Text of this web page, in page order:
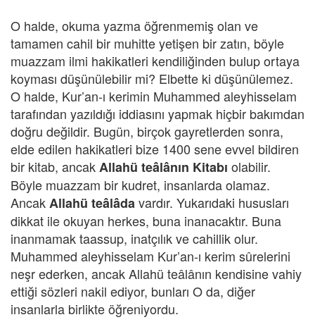
O halde, okuma yazma öğrenmemiş olan ve
tamamen cahil bir muhitte yetişen bir zatın, böyle
muazzam ilmi hakikatleri kendiliğinden bulup ortaya
koyması düşünülebilir mi? Elbette ki düşünülemez.
O halde, Kur’an-ı kerimin Muhammed aleyhisselam
tarafından yazıldığı iddiasını yapmak hiçbir bakımdan
doğru değildir. Bugün, birçok gayretlerden sonra,
elde edilen hakikatleri bize 1400 sene evvel bildiren
bir kitab, ancakAllahü teâlânın Kitabı olabilir.
Böyle muazzam bir kudret, insanlarda olamaz.
AncakAllahü teâlâdavardır. Yukarıdaki hususları
dikkat ile okuyan herkes, buna inanacaktır. Buna
inanmamak taassup, inatçılık ve cahillik olur.
Muhammed aleyhisselam Kur’an-ı kerim sûrelerini
neşr ederken, ancak Allahü teâlânın kendisine vahiy
ettiği sözleri nakil ediyor, bunları O da, diğer
insanlarla birlikte öğreniyordu.